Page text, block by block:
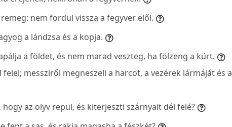
nem fordul vissza a fegyver elől.
a lándzsa és a kopja.
a földet, és nem marad veszteg, ha fölzeng a kürt.
messziről megneszeli a harcot, a vezérek lármáját és a
az ölyv repül, és kiterjeszti szárnyait dél felé?